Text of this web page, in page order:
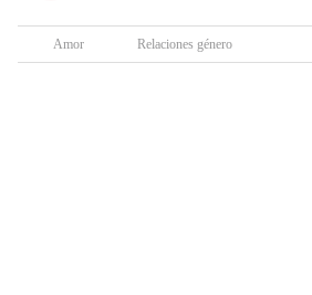
Amor Relaciones género